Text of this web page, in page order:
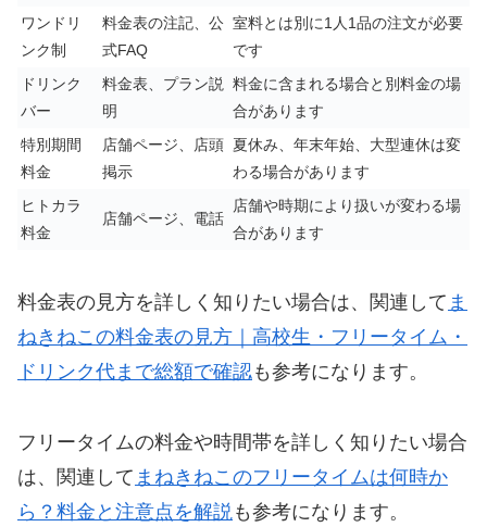
ワンドリ
ンク制
料金表の注記、公
式FAQ
室料とは別に1人1品の注文が必要
です
ドリンク
バー
料金表、プラン説
明
料金に含まれる場合と別料金の場
合があります
特別期間
料金
店舗ページ、店頭
掲示
夏休み、年末年始、大型連休は変
わる場合があります
ヒトカラ
料金
店舗ページ、電話
店舗や時期により扱いが変わる場
合があります
料金表の見方を詳しく知りたい場合は、関連して ま
ねきねこの料金表の見方｜高校生・フリータイム・
ドリンク代まで総額で確認も参考になります。
フリータイムの料金や時間帯を詳しく知りたい場合
は、関連して まねきねこのフリータイムは何時か
ら？料金と注意点を解説 も参考になります。